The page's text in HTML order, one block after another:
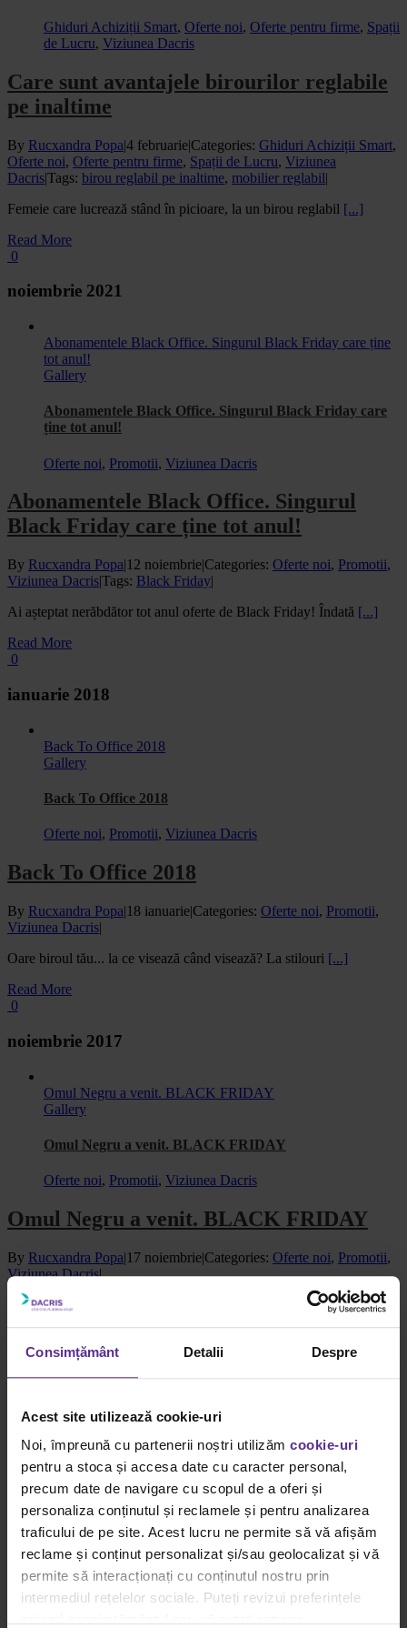
Consimțământ Detalii Despre
Acest site utilizează cookie-uri
Noi, împreună cu partenerii noștri utilizăm cookie-uri
pentru a stoca și accesa date cu caracter personal,
precum date de navigare cu scopul de a oferi și
personaliza conținutul și reclamele și pentru analizarea
traficului de pe site. Acest lucru ne permite să vă afișăm
reclame și conținut personalizat și/sau geolocalizat și vă
permite să interacționați cu conținutul nostru prin
intermediul rețelelor sociale. Puteți revizui preferințele
Ghiduri Achiziții Smart, Oferte noi, Oferte pentru firme, Spații
de Lucru, Viziunea Dacris
Care sunt avantajele birourilor reglabile
pe inaltime
By Rucxandra Popa|4 februarie|Categories: Ghiduri Achiziții Smart,
Oferte noi, Oferte pentru firme, Spații de Lucru, Viziunea
Dacris|Tags: birou reglabil pe inaltime, mobilier reglabil|
Femeie care lucrează stând în picioare, la un birou reglabil [...]
Read More
0
noiembrie 2021
Abonamentele Black Office. Singurul Black Friday care ține
tot anul!
Gallery
Abonamentele Black Office. Singurul Black Friday care
ține tot anul!
Oferte noi, Promotii, Viziunea Dacris
Abonamentele Black Office. Singurul
Black Friday care ține tot anul!
By Rucxandra Popa|12 noiembrie|Categories: Oferte noi, Promotii,
Viziunea Dacris|Tags: Black Friday|
Ai așteptat nerăbdător tot anul oferte de Black Friday! Îndată [...]
Read More
0
ianuarie 2018
Back To Office 2018
Gallery
Back To Office 2018
Oferte noi, Promotii, Viziunea Dacris
Back To Office 2018
By Rucxandra Popa|18 ianuarie|Categories: Oferte noi, Promotii,
Viziunea Dacris|
Oare biroul tău... la ce visează când visează? La stilouri [...]
Read More
0
noiembrie 2017
Omul Negru a venit. BLACK FRIDAY
Gallery
Omul Negru a venit. BLACK FRIDAY
Oferte noi, Promotii, Viziunea Dacris
Omul Negru a venit. BLACK FRIDAY
By Rucxandra Popa|17 noiembrie|Categories: Oferte noi, Promotii,
Viziunea Dacris|
(...) Ora 23:00 a sosit, Omul Negru n-a venit. Ora
[...]
Office Heroes – Fiecare companie are nevoie de ei!
Gallery
Office Heroes – Fiecare companie are nevoie de ei!
Oferte noi,Promotii , Viziunea Dacris
Office Heroes – Fiecare companie are
nevoie de ei!